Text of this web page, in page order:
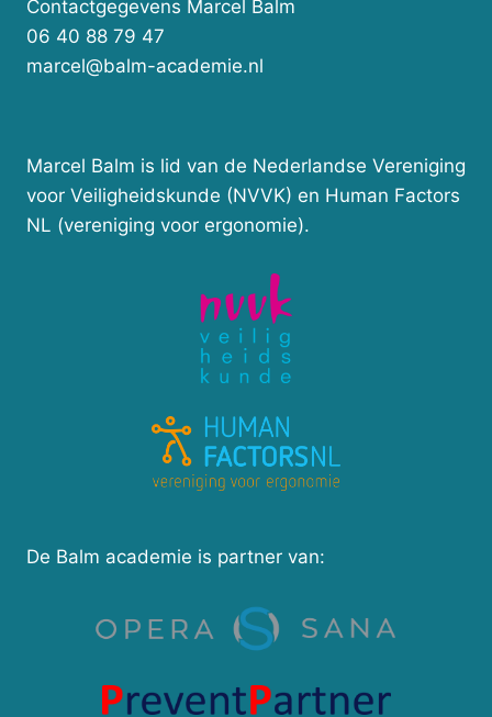
Contactgegevens Marcel Balm
06 40 88 79 47
marcel@balm-academie.nl
Marcel Balm is lid van de Nederlandse Vereniging
voor Veiligheidskunde (NVVK) en Human Factors
NL (vereniging voor ergonomie).
De Balm academie is partner van: